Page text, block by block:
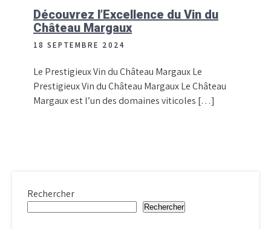
Découvrez l’Excellence du Vin du
Château Margaux
18 SEPTEMBRE 2024
Le Prestigieux Vin du Château Margaux Le
Prestigieux Vin du Château Margaux Le Château
Margaux est l’un des domaines viticoles […]
Rechercher
Rechercher